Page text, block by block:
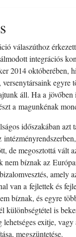
válaszúthoz
integrációs
2014 októberében,
versenytársaink
áll. Ha a
a magunkénak
időszakában azt
de megosztottá vált
nem bíznak az
amely
van a fejlettek és
bíznak, és egyre
különbségtétel is
lehetséges exitje,
megszüntetése.